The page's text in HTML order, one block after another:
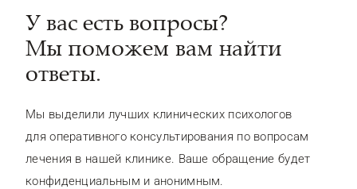
У вас есть вопросы?
Мы поможем вам найти
ответы.
Мы выделили лучших клинических психологов
для оперативного консультирования по вопросам
лечения в нашей клинике. Ваше обращение будет
конфиденциальным и анонимным.